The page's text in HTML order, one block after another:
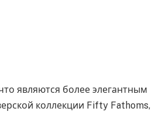
являются более элегантным
коллекции Fifty Fathoms,